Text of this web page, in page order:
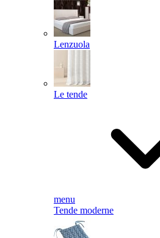
Lenzuola
Le tende
menu
Tende moderne